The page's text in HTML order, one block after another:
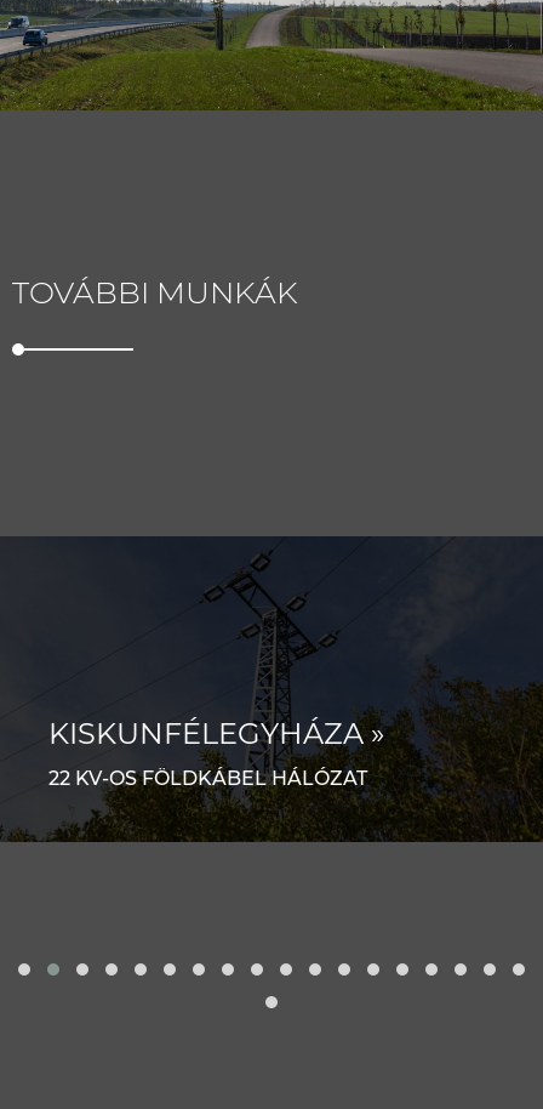
TOVÁBBI MUNKÁK
KISKUNFÉLEGYHÁZA »
22 KV-OS FÖLDKÁBEL HÁLÓZAT